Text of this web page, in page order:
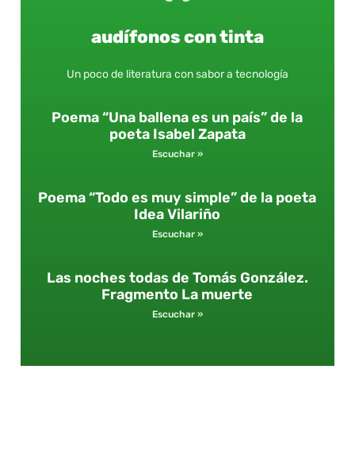
audífonos con tinta
Un poco de literatura con sabor a tecnología
Poema “Una ballena es un país” de la
poeta Isabel Zapata
Escuchar »
Poema “Todo es muy simple” de la poeta
Idea Vilariño
Escuchar »
Las noches todas de Tomás González.
Fragmento La muerte
Escuchar »